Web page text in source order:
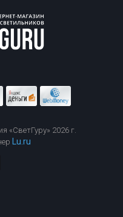
«СветГуру» 2026 г.
Lu.ru